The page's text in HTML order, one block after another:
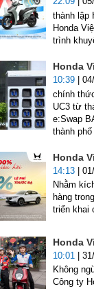
thành lập
Honda
trình
Honda
10:39 |
chính
UC3 từ
e:Swap
thành
Honda
14:13 |
Nhằm
hàng
triển khai
Honda
10:01 |
Không
Công ty